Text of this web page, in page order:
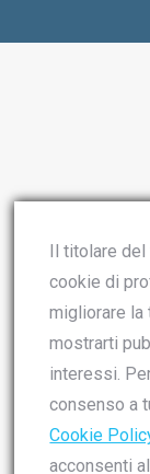
Il titolare del
cookie di
migliorare la
mostrarti
interessi.
consenso a
Cookie
acconsenti